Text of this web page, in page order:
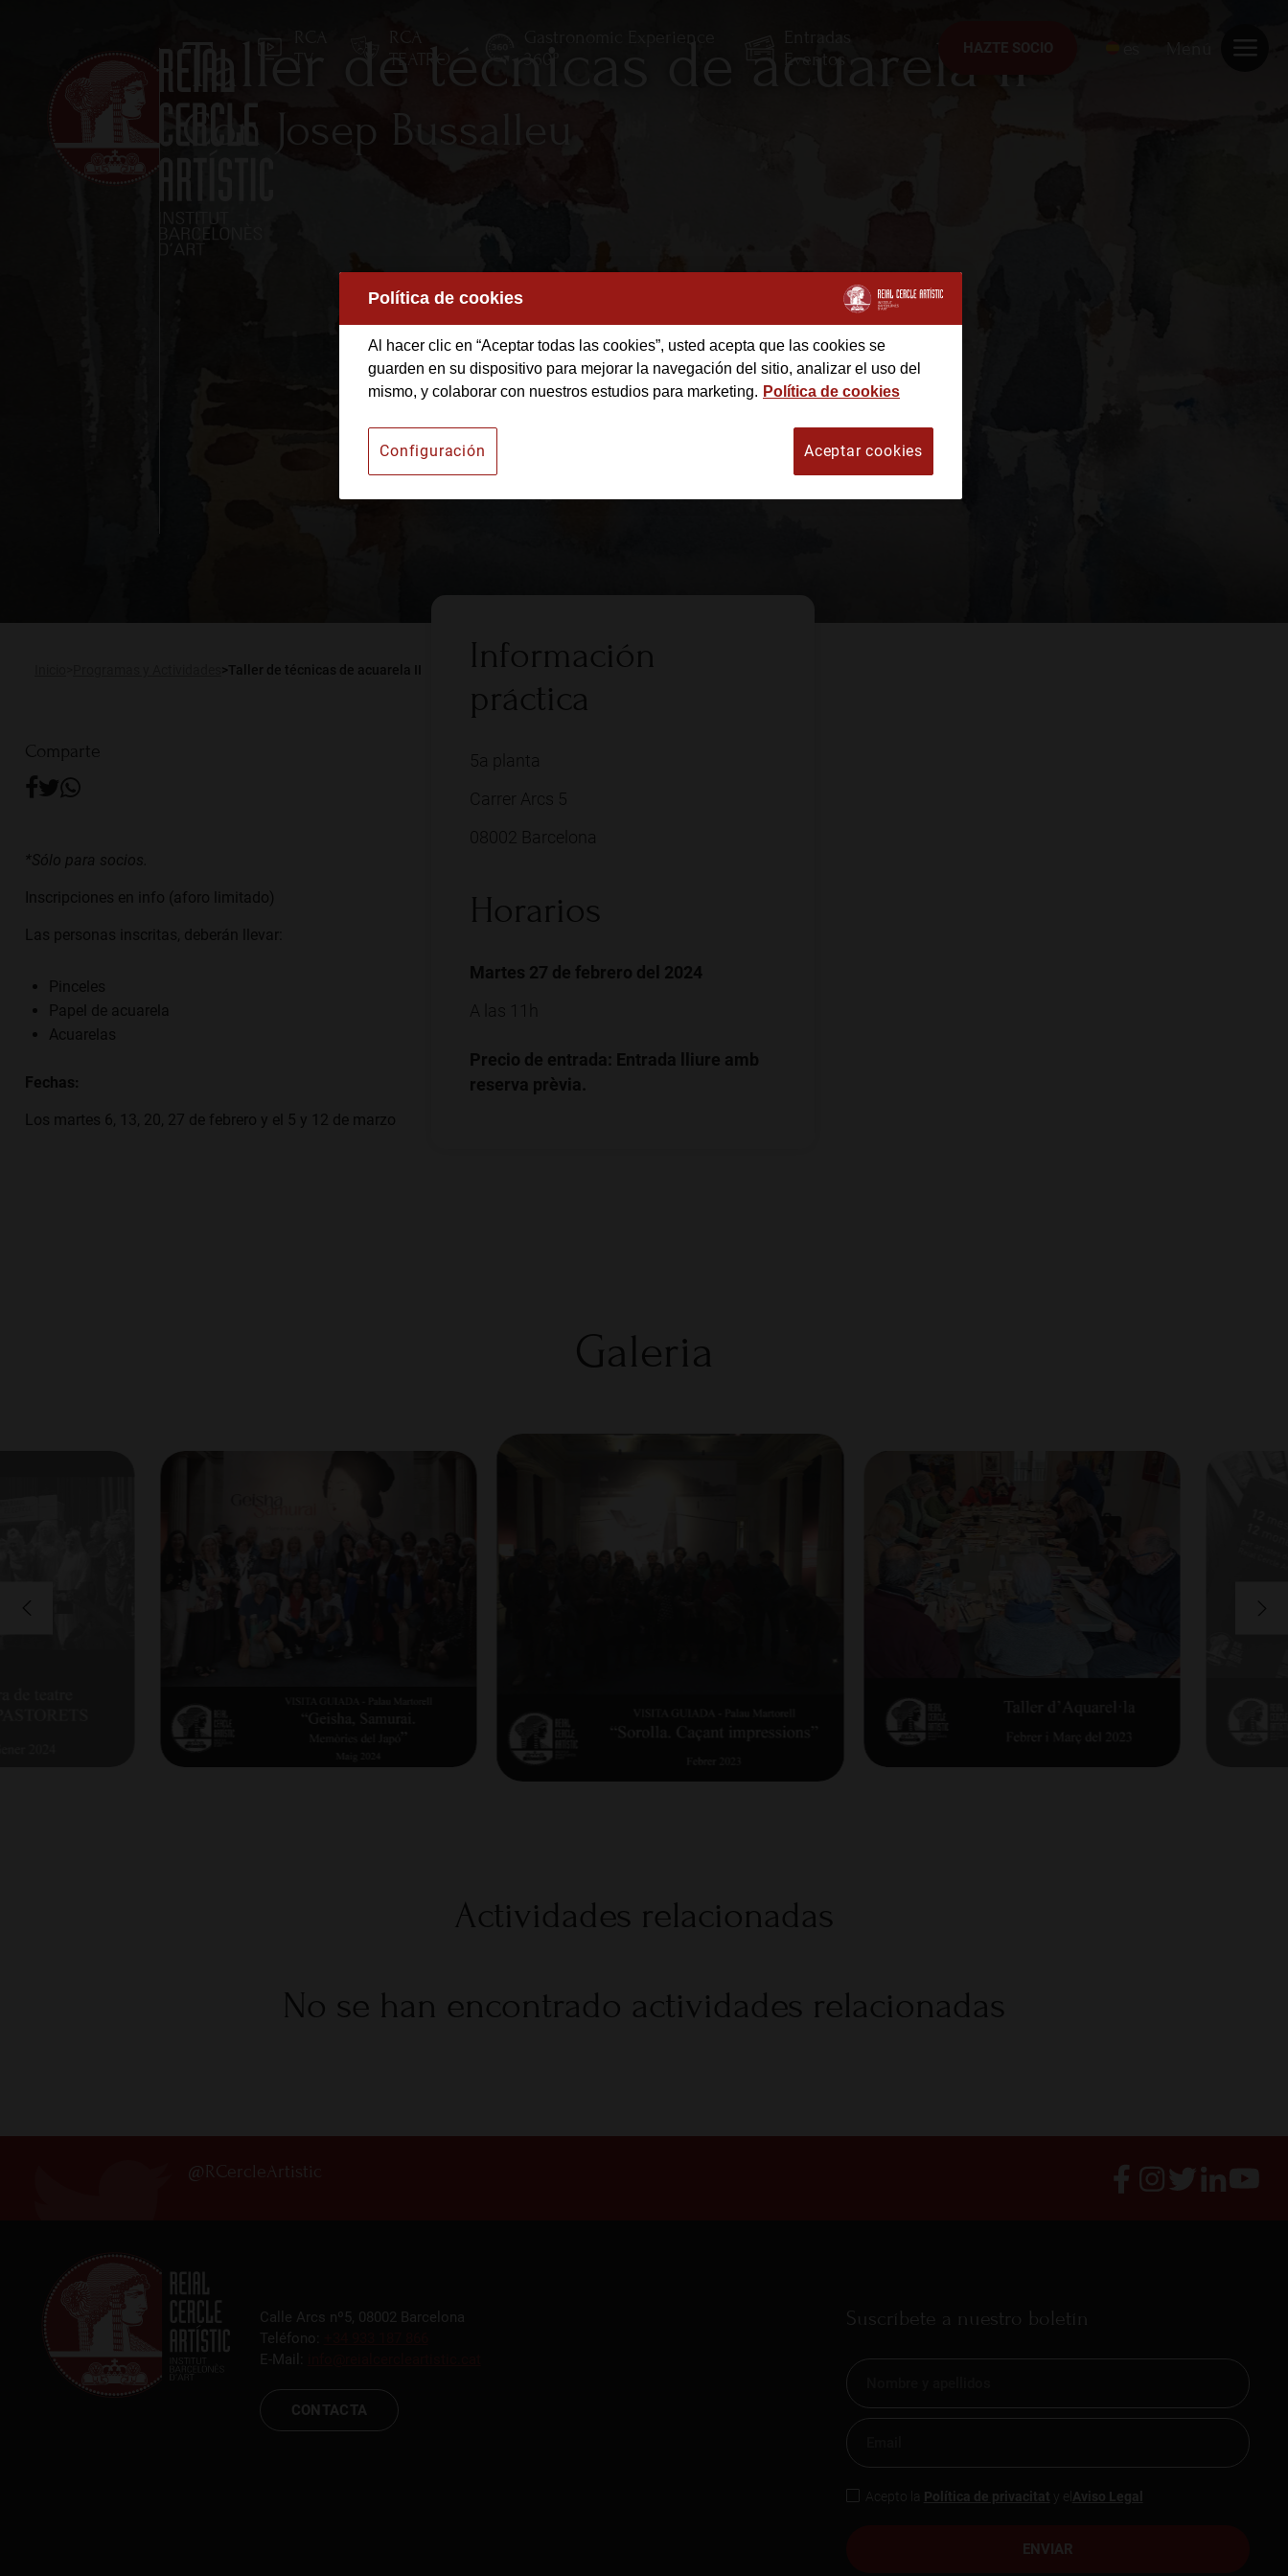
RCA
TEATRO
Gastronomic Experience
Entradas
Eventos
es Menú
HAZTE SOCIO
Inicio
Programas y Actividades
Instituto Barcelonés de Arte
Actualidad
Taller de técnicas de acuarela II
Con Josep Bussalleu
Taller de técnicas de acuarela II
Comparte
*Sólo para socios.
Inscripciones en info (aforo limitado)
Las personas inscritas, deberán llevar:
Pinceles
Papel de acuarela
Acuarelas
Fechas:
Los martes 6, 13, 20, 27 de febrero y el 5 y 12 de marzo
Información
práctica
5a planta
Carrer Arcs 5
08002 Barcelona
Horarios
Martes 27 de febrero del 2024
A las 11h
Precio de entrada: Entrada lliure amb
reserva prèvia.
Galeria
Actividades relacionadas
No se han encontrado actividades relacionadas
@RCercleArtistic
Calle Arcs nº5, 08002 Barcelona
Teléfono:
E-Mail:
CONTACTA
Suscríbete a nuestro boletín
ENVIAR
Acepto la Política de privacitat y el Aviso Legal
Política de cookies
Al hacer clic en “Aceptar todas las cookies”, usted acepta que las cookies se
guarden en su dispositivo para mejorar la navegación del sitio, analizar el uso del
mismo, y colaborar con nuestros estudios para marketing. Política de cookies
Aceptar cookies
Configuración